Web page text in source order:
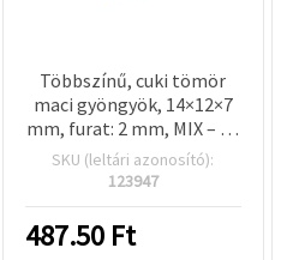
Többszínű, cuki tömör
maci gyöngyök, 14×12×7
mm, furat: 2 mm, MIX – 50
g (~94 db), gyerek
kézműves és
SKU (leltári azonosító):
123947
487.50 Ft